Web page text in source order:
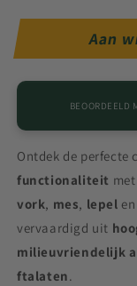
Aan
BEOORDEELD
Ontdek de perfecte
functionaliteit
vork, mes, lepel
vervaardigd uit
milieuvriendelijk
ftalaten.